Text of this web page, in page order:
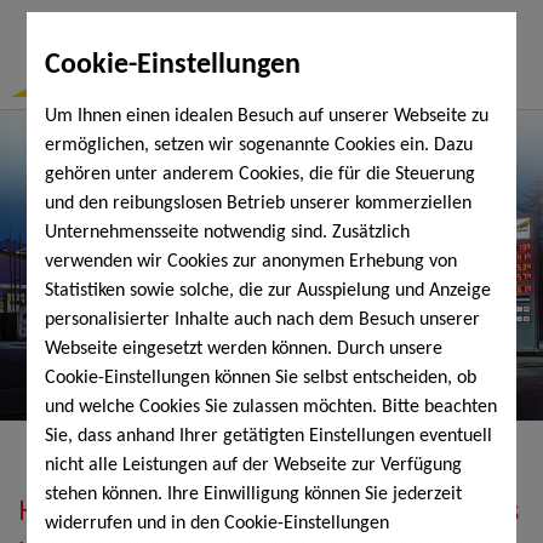
Cookie-Einstellungen
Um Ihnen einen idealen Besuch auf unserer Webseite zu
ermöglichen, setzen wir sogenannte Cookies ein. Dazu
gehören unter anderem Cookies, die für die Steuerung
und den reibungslosen Betrieb unserer kommerziellen
Unternehmensseite notwendig sind. Zusätzlich
verwenden wir Cookies zur anonymen Erhebung von
Statistiken sowie solche, die zur Ausspielung und Anzeige
personalisierter Inhalte auch nach dem Besuch unserer
Webseite eingesetzt werden können. Durch unsere
Cookie-Einstellungen können Sie selbst entscheiden, ob
und welche Cookies Sie zulassen möchten. Bitte beachten
Sie, dass anhand Ihrer getätigten Einstellungen eventuell
nicht alle Leistungen auf der Webseite zur Verfügung
stehen können. Ihre Einwilligung können Sie jederzeit
widerrufen und in den Cookie-Einstellungen
Heizöl, Diesel, Schmierstoffe, Holzpellets